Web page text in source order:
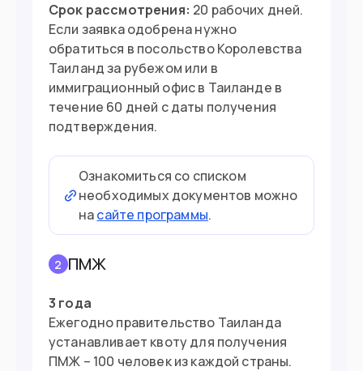
Срок рассмотрения: 20 рабочих дней.
Если заявка одобрена нужно
обратиться в посольство Королевства
Таиланд за рубежом или в
иммиграционный офис в Таиланде в
течение 60 дней с даты получения
подтверждения.
Ознакомиться со списком
необходимых документов можно
насайте программы.
2 ПМЖ
3 года
Ежегодно правительство Таиланда
устанавливает квоту для получения
ПМЖ – 100 человек из каждой страны.